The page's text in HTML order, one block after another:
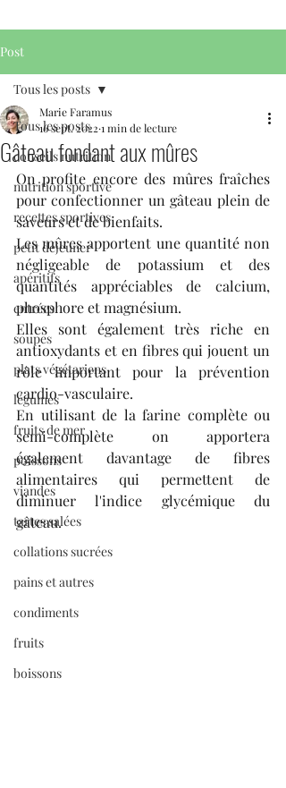
Post
Tous les posts
conseils nutrition
nutrition sportive
recettes sportives
petit déjeuner
apéritifs
entrées
soupes
plats végétariens
légumes
fruits de mer
poissons
viandes
tartes salées
collations sucrées
pains et autres
condiments
fruits
boissons
Tous les posts
Gâteau fondant aux mûres
Marie Faramus
16 sept. 2022 1 min de lecture
On profite encore des mûres fraîches
pour confectionner un gâteau plein de
saveurs et de bienfaits.
Les mûres apportent une quantité non
négligeable de potassium et des
quantités appréciables de calcium,
phosphore et magnésium.
Elles sont également très riche en
antioxydants et en fibres qui jouent un
rôle important pour la prévention
cardio-vasculaire.
En utilisant de la farine complète ou
semi-complète on apportera
également davantage de fibres
alimentaires qui permettent de
diminuer l'indice glycémique du
gâteau.